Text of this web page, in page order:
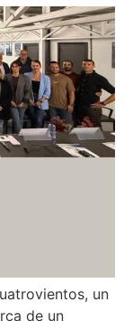
un
de un